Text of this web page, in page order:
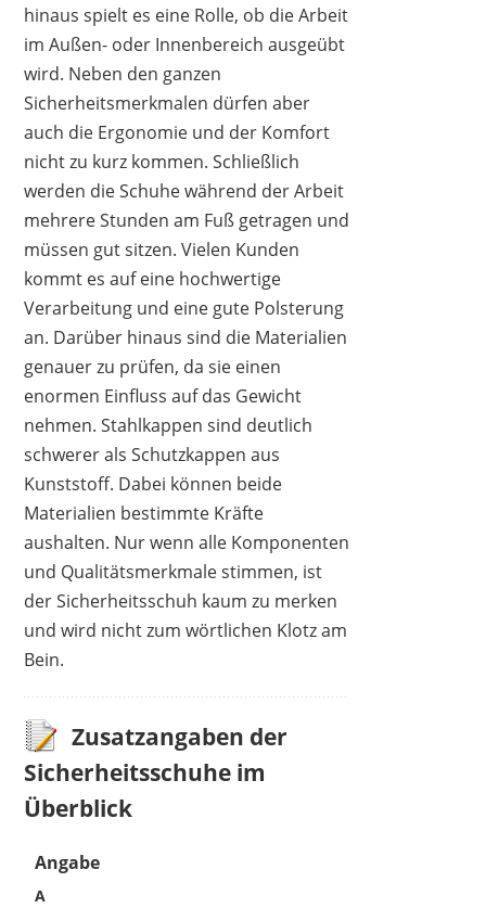
hinaus spielt es eine Rolle, ob die Arbeit
im Außen- oder Innenbereich ausgeübt
wird. Neben den ganzen
Sicherheitsmerkmalen dürfen aber
auch die Ergonomie und der Komfort
nicht zu kurz kommen. Schließlich
werden die Schuhe während der Arbeit
mehrere Stunden am Fuß getragen und
müssen gut sitzen. Vielen Kunden
kommt es auf eine hochwertige
Verarbeitung und eine gute Polsterung
an. Darüber hinaus sind die Materialien
genauer zu prüfen, da sie einen
enormen Einfluss auf das Gewicht
nehmen. Stahlkappen sind deutlich
schwerer als Schutzkappen aus
Kunststoff. Dabei können beide
Materialien bestimmte Kräfte
aushalten. Nur wenn alle Komponenten
und Qualitätsmerkmale stimmen, ist
der Sicherheitsschuh kaum zu merken
und wird nicht zum wörtlichen Klotz am
Bein.
Zusatzangaben der
Sicherheitsschuhe im
Überblick
Angabe
A